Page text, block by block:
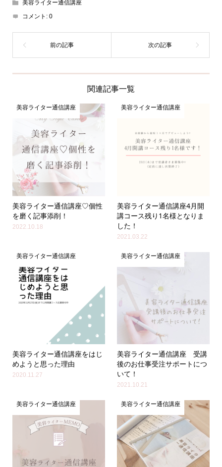
美容ライター通信講座
コメント: 0
関連記事一覧
美容ライター通信講座
美容ライター通信講座♡個性
を磨く記事添削！
2022.10.18
美容ライター通信講座
美容ライター通信講座4月開
講コース残り1名様となりま
した！
2021.03.22
美容ライター通信講座
美容ライター通信講座をはじ
めようと思った理由
2020.11.27
美容ライター通信講座
美容ライター通信講座 受講
後のお仕事受注サポートにつ
いて！
2021.10.21
美容ライター通信講座 美容ライター通信講座